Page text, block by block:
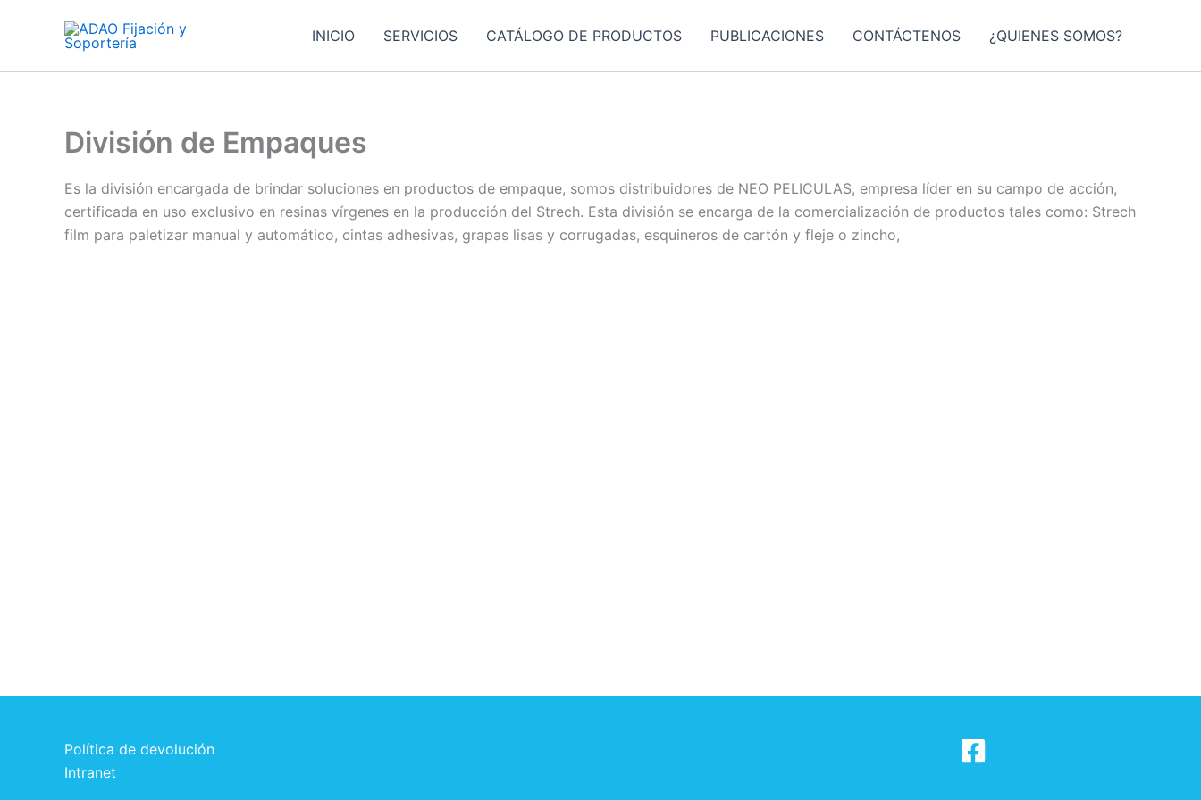
INICIO SERVICIOS CATÁLOGO DE PRODUCTOS PUBLICACIONES CONTÁCTENOS ¿QUIENES SOMOS?
División de Empaques
Es la división encargada de brindar soluciones en productos de empaque, somos distribuidores de NEO PELICULAS, empresa líder en su campo de acción,
certificada en uso exclusivo en resinas vírgenes en la producción del Strech. Esta división se encarga de la comercialización de productos tales como: Strech
film para paletizar manual y automático, cintas adhesivas, grapas lisas y corrugadas, esquineros de cartón y fleje o zincho,
Política de devolución
Intranet